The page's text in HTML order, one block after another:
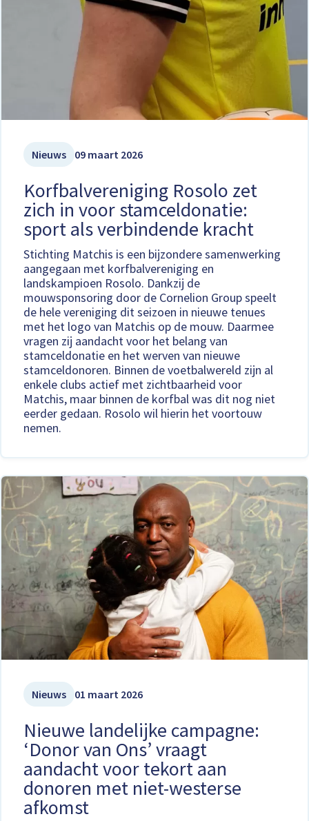
Nieuws 09 maart 2026
Korfbalvereniging Rosolo zet
zich in voor stamceldonatie:
sport als verbindende kracht
Stichting Matchis is een bijzondere samenwerking
aangegaan met korfbalvereniging en
landskampioen Rosolo. Dankzij de
mouwsponsoring door de Cornelion Group speelt
de hele vereniging dit seizoen in nieuwe tenues
met het logo van Matchis op de mouw. Daarmee
vragen zij aandacht voor het belang van
stamceldonatie en het werven van nieuwe
stamceldonoren. Binnen de voetbalwereld zijn al
enkele clubs actief met zichtbaarheid voor
Matchis, maar binnen de korfbal was dit nog niet
eerder gedaan. Rosolo wil hierin het voortouw
nemen.
Nieuws 01 maart 2026
Nieuwe landelijke campagne:
‘Donor van Ons’ vraagt
aandacht voor tekort aan
donoren met niet-westerse
afkomst